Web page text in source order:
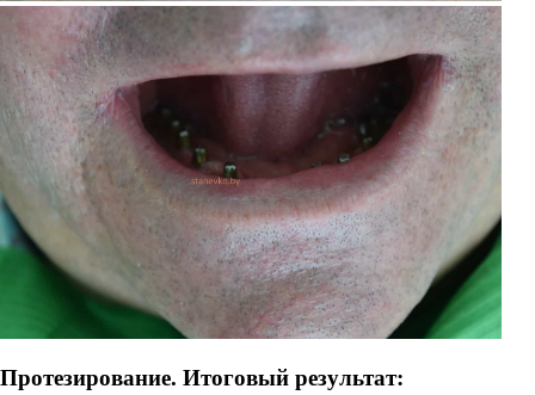
Протезирование. Итоговый результат: